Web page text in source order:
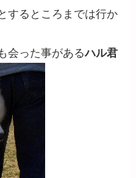
するところまでは行か
会った事があるハル君